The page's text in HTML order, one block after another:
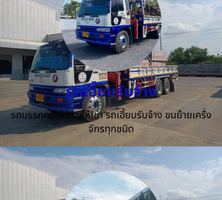
รถเฮี๊ยบรับจ้าง
รถบรรทุกติดเครนให้เช่า รถเฮี้ยบรับจ้าง ขนย้ายเครื่ง
จักรทุกชนิด